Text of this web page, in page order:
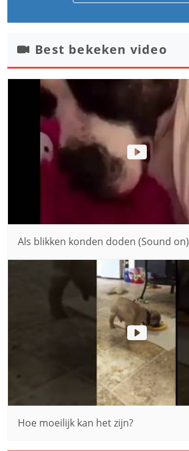
Best bekeken video
Als blikken konden doden (Sound on)
Hoe moeilijk kan het zijn?